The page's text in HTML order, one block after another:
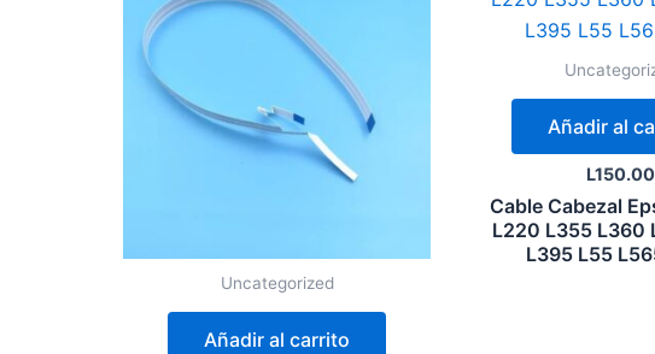
Uncategorized
Añadir al carrito
Añadir al
L150.00
Cable Cabezal
L220 L355 L360
L395 L55